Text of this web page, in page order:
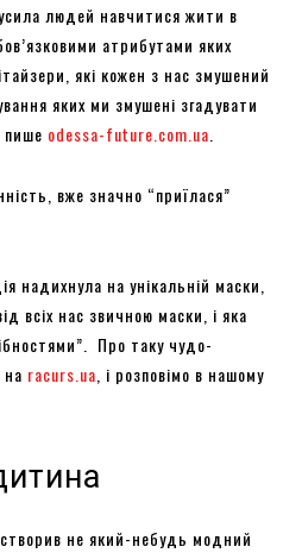
людей навчитися жити в
атрибутами яких
які кожен з нас змушений
яких ми змушені згадувати
пише odessa-future.com.ua
вже значно “приїлася”
надихнула на унікальній маски,
всіх нас звичною маски, і яка
Про таку чудо-
racurs.ua , і розповімо в нашому
не який-небудь модний